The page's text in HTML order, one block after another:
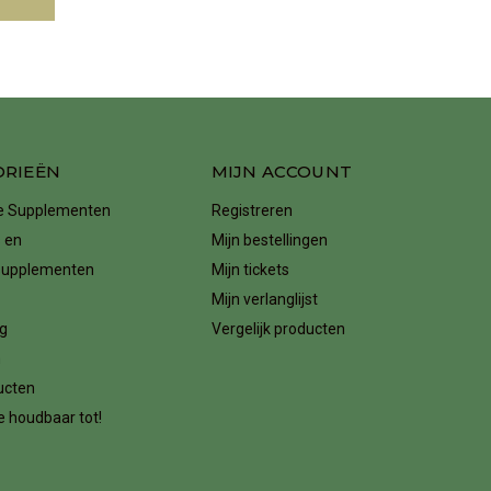
Supplementen
en
houdbaar tot!
MIJN ACCOUNT
Registreren
Mijn bestellingen
Mijn tickets
Mijn verlanglijst
Vergelijk producten